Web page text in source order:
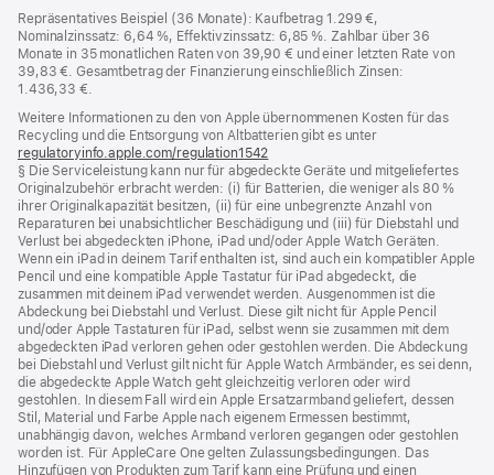
Repräsentatives Beispiel (36 Monate): Kaufbetrag 1.299 €,
Nominalzinssatz: 6,64 %, Effektivzinssatz: 6,85 %. Zahlbar über 36
Monate in 35 monatlichen Raten von 39,90 € und einer letzten Rate von
39,83 €. Gesamtbetrag der Finanzierung einschließlich Zinsen:
1.436,33 €.
Weitere Informationen zu den von Apple übernommenen Kosten für das
Recycling und die Entsorgung von Altbatterien gibt es unter
regulatoryinfo.apple.com/regulation1542
ein
neues
Fenster)
§ Die Serviceleistung kann nur für abgedeckte Geräte und mitgeliefertes
Originalzubehör erbracht werden: (i) für Batterien, die weniger als 80 %
ihrer Originalkapazität besitzen, (ii) für eine unbegrenzte Anzahl von
Reparaturen bei unabsichtlicher Beschädigung und (iii) für Diebstahl und
Verlust bei abgedeckten iPhone, iPad und/oder Apple Watch Geräten.
Wenn ein iPad in deinem Tarif enthalten ist, sind auch ein kompatibler Apple
Pencil und eine kompatible Apple Tastatur für iPad abgedeckt, die
zusammen mit deinem iPad verwendet werden. Ausgenommen ist die
Abdeckung bei Diebstahl und Verlust. Diese gilt nicht für Apple Pencil
und/oder Apple Tastaturen für iPad, selbst wenn sie zusammen mit dem
abgedeckten iPad verloren gehen oder gestohlen werden. Die Abdeckung
bei Diebstahl und Verlust gilt nicht für Apple Watch Armbänder, es sei denn,
die abgedeckte Apple Watch geht gleichzeitig verloren oder wird
gestohlen. In diesem Fall wird ein Apple Ersatzarmband geliefert, dessen
Stil, Material und Farbe Apple nach eigenem Ermessen bestimmt,
unabhängig davon, welches Armband verloren gegangen oder gestohlen
worden ist. Für AppleCare One gelten Zulassungsbedingungen. Das
Hinzufügen von Produkten zum Tarif kann eine Prüfung und einen